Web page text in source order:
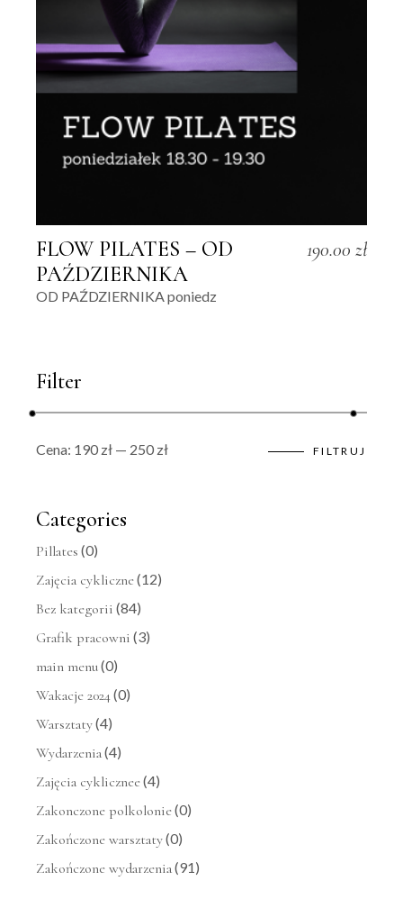
FLOW PILATES – OD
PAŹDZIERNIKA
190.00 zł
OD PAŹDZIERNIKA poniedz
Filter
FILTRUJ
Cena: 190 zł — 250 zł
Categories
Pillates (0)
Zajęcia cykliczne(12)
Bez kategorii (84)
Grafik pracowni (3)
main menu(0)
Wakacje 2024(0)
Warsztaty(4)
Wydarzenia(4)
Zajęcia cyklicznee(4)
Zakonczone polkolonie(0)
Zakończone warsztaty(0)
Zakończone wydarzenia(91)